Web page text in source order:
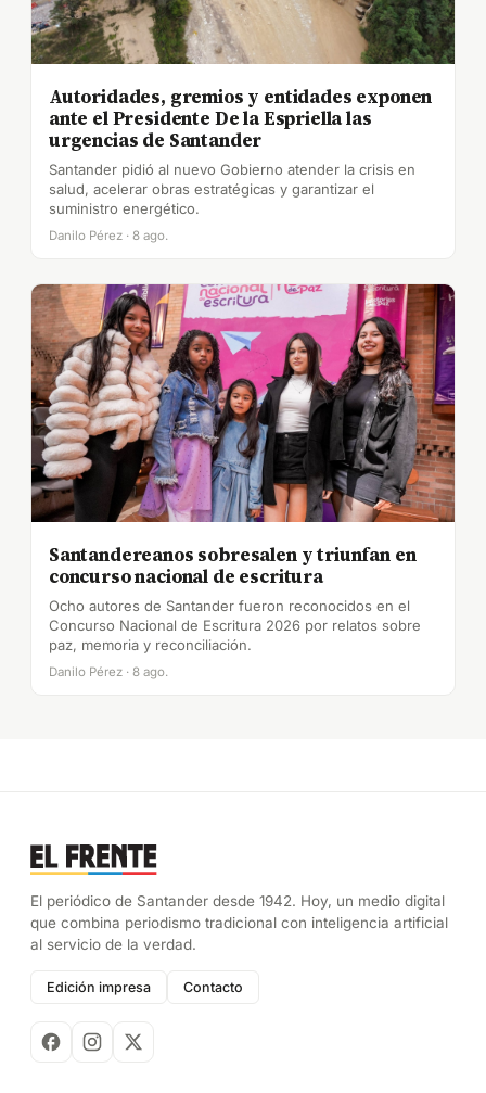
Autoridades, gremios y entidades exponen
ante el Presidente De la Espriella las
urgencias de Santander
Santander pidió al nuevo Gobierno atender la crisis en
salud, acelerar obras estratégicas y garantizar el
suministro energético.
Danilo Pérez · 8 ago.
Santandereanos sobresalen y triunfan en
concurso nacional de escritura
Ocho autores de Santander fueron reconocidos en el
Concurso Nacional de Escritura 2026 por relatos sobre
paz, memoria y reconciliación.
Danilo Pérez · 8 ago.
El periódico de Santander desde 1942. Hoy, un medio digital
que combina periodismo tradicional con inteligencia artificial
al servicio de la verdad.
Edición impresa Contacto